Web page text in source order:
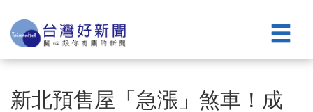
新北預售屋「急漲」煞車！成